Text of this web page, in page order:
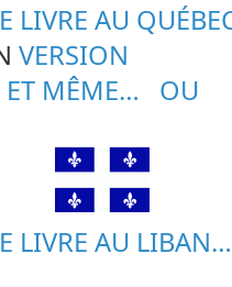
LIVRE AU
VERSION
ET MÊME…
OU
LIVRE AU LIBAN…